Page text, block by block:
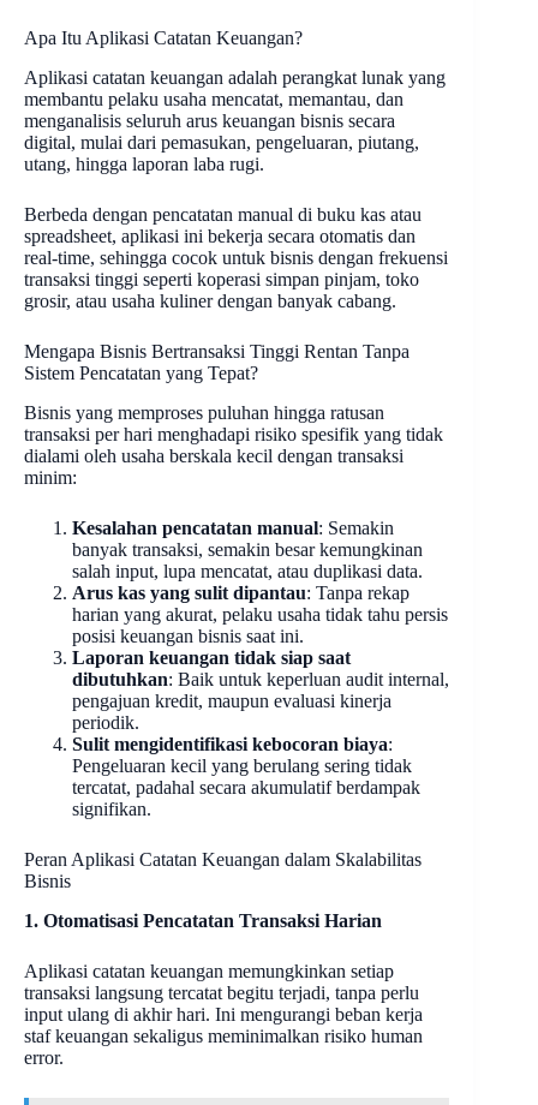
Apa Itu Aplikasi Catatan Keuangan?
Aplikasi catatan keuangan adalah perangkat lunak yang
membantu pelaku usaha mencatat, memantau, dan
menganalisis seluruh arus keuangan bisnis secara
digital, mulai dari pemasukan, pengeluaran, piutang,
utang, hingga laporan laba rugi.
Berbeda dengan pencatatan manual di buku kas atau
spreadsheet, aplikasi ini bekerja secara otomatis dan
real-time, sehingga cocok untuk bisnis dengan frekuensi
transaksi tinggi seperti koperasi simpan pinjam, toko
grosir, atau usaha kuliner dengan banyak cabang.
Mengapa Bisnis Bertransaksi Tinggi Rentan Tanpa
Sistem Pencatatan yang Tepat?
Bisnis yang memproses puluhan hingga ratusan
transaksi per hari menghadapi risiko spesifik yang tidak
dialami oleh usaha berskala kecil dengan transaksi
minim:
Kesalahan pencatatan manual: Semakin
banyak transaksi, semakin besar kemungkinan
salah input, lupa mencatat, atau duplikasi data.
Arus kas yang sulit dipantau: Tanpa rekap
harian yang akurat, pelaku usaha tidak tahu persis
posisi keuangan bisnis saat ini.
Laporan keuangan tidak siap saat
dibutuhkan: Baik untuk keperluan audit internal,
pengajuan kredit, maupun evaluasi kinerja
periodik.
Sulit mengidentifikasi kebocoran biaya:
Pengeluaran kecil yang berulang sering tidak
tercatat, padahal secara akumulatif berdampak
signifikan.
Peran Aplikasi Catatan Keuangan dalam Skalabilitas
Bisnis
1. Otomatisasi Pencatatan Transaksi Harian
Aplikasi catatan keuangan memungkinkan setiap
transaksi langsung tercatat begitu terjadi, tanpa perlu
input ulang di akhir hari. Ini mengurangi beban kerja
staf keuangan sekaligus meminimalkan risiko human
error.